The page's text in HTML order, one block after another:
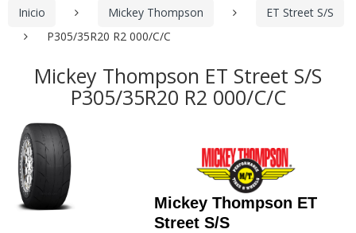
Inicio Mickey Thompson
ET Street S/S
P305/35R20 R2 000/C/C
Mickey Thompson ET Street S/S
P305/35R20 R2 000/C/C
Mickey Thompson ET
Street S/S